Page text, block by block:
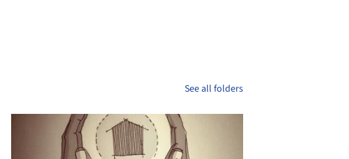
See all folders